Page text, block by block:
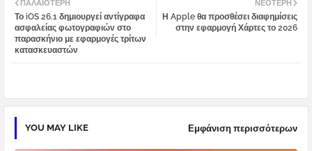
tter atsa
ΝΕΌΤΕΡΗ
Η Apple θα προσθέσει διαφημίσεις
στην εφαρμογή Χάρτες το 2026
ΠΑΛΑΙΌΤΕΡΗ
Το iOS 26.1 δημιουργεί αντίγραφα
ασφαλείας φωτογραφιών στο
παρασκήνιο με εφαρμογές τρίτων
κατασκευαστών
YOU MAY LIKE Εμφάνιση περισσότερων